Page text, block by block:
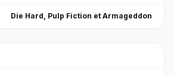
Die Hard, Pulp Fiction et Armageddon